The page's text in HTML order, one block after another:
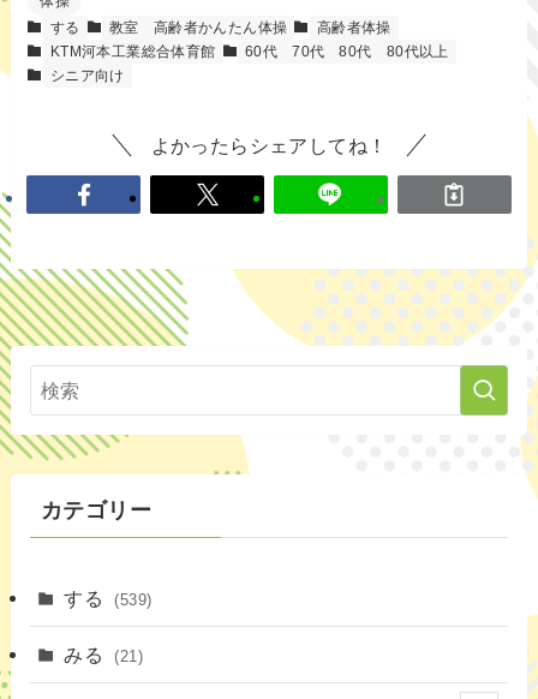
する
教室 高齢者かんたん体操
高齢者体操
KTM河本工業総合体育館
60代 70代 80代
80代以上
シニア向け
よかったらシェアしてね！
カテゴリー
する (539)
みる (21)